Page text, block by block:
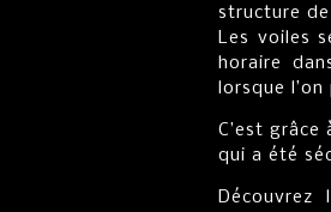
structure
Les voiles
horaire
lorsque
C’est
qui a été